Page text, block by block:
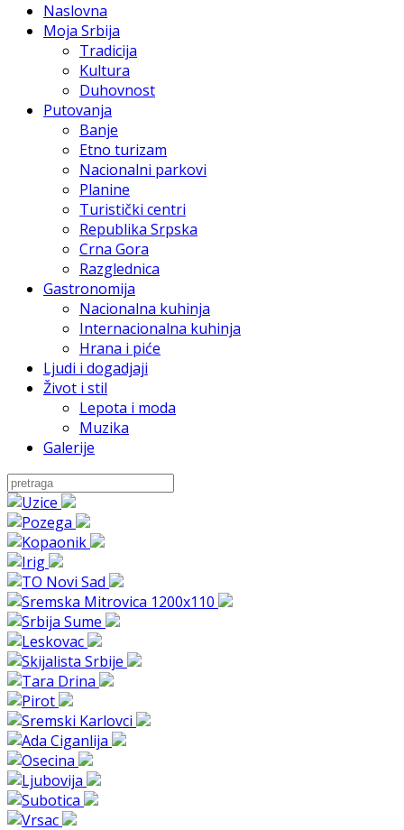
Naslovna
Moja Srbija
Tradicija
Kultura
Duhovnost
Putovanja
Banje
Etno turizam
Nacionalni parkovi
Planine
Turistički centri
Republika Srpska
Crna Gora
Razglednica
Gastronomija
Nacionalna kuhinja
Internacionalna kuhinja
Hrana i piće
Ljudi i dogadjaji
Život i stil
Lepota i moda
Muzika
Galerije